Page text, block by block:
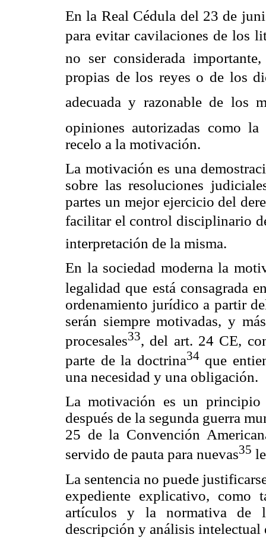
En la Real Cédula del 23 de
para evitar cavilaciones de los
no ser considerada
propias de los reyes o de los
adecuada y razonable de los
opiniones autorizadas como la
recelo a la motivación.
La motivación es una
sobre las resoluciones
partes un mejor ejercicio del
facilitar el control disciplinario
interpretación de la misma.
En la sociedad moderna la
legalidad que está consagrada
ordenamiento jurídico a partir
serán siempre motivadas, y
procesales33, del art. 24 CE,
parte de la doctrina34que
una necesidad y una obligación.
La motivación es un principio
después de la segunda guerra
25 de la Convención
servido de pauta para nuevas35
La sentencia no puede
expediente explicativo, como
artículos y la normativa de
descripción y análisis intelectual